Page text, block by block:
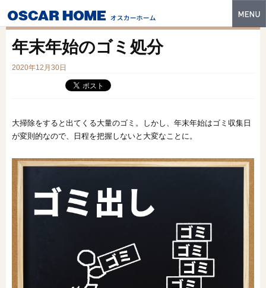
性能・技術
商品ラインナップ
建築実例
販売中の物件
土地情報
オンライン相談会
年末年始のゴミ処分
2020年12月30日
大掃除をすると出てくる大量のゴミ。しかし、年末年始はゴミ収集日
が変則的なので、日程を把握しないと大変なことに。